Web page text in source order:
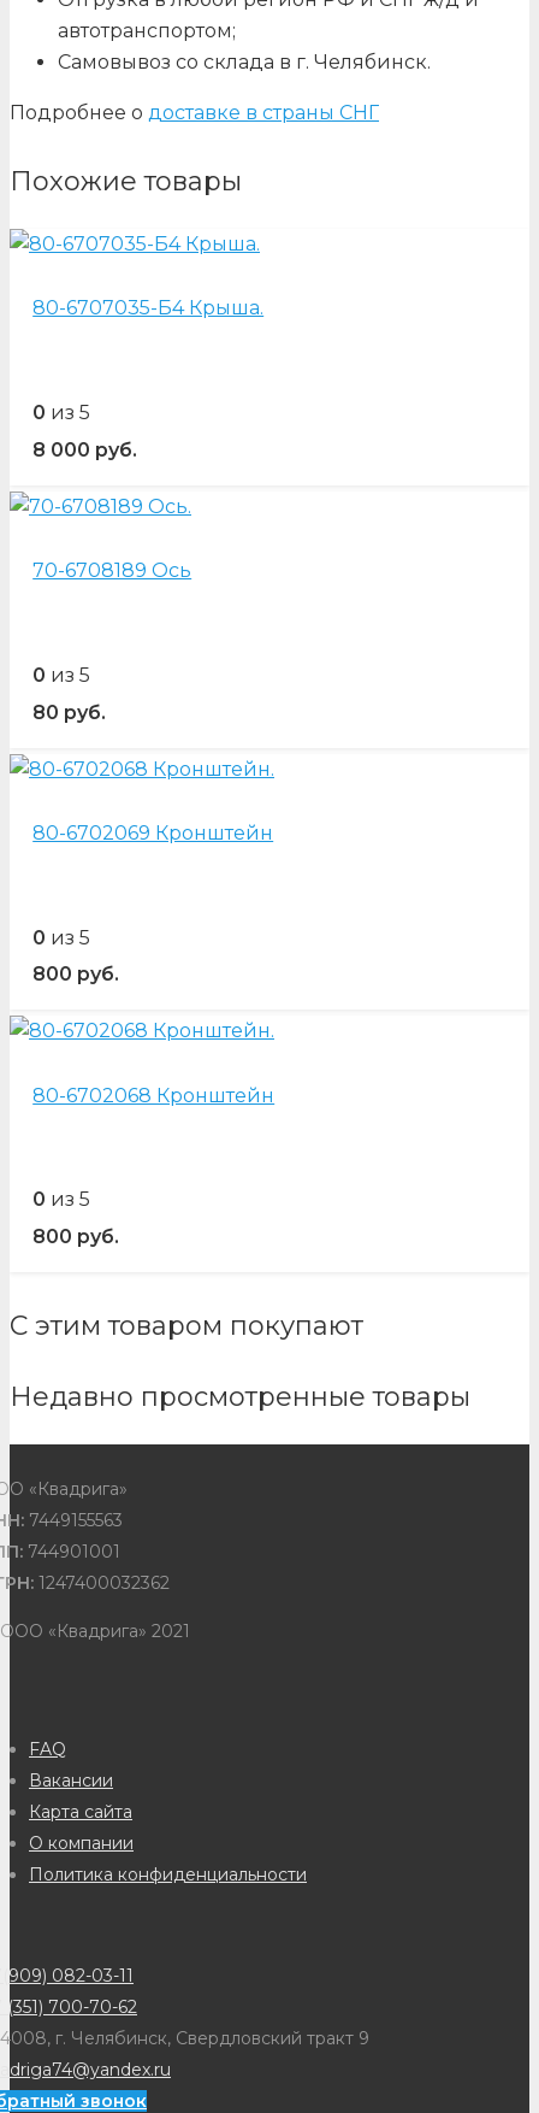
автотранспортом;
Самовывоз со склада в г. Челябинск.
Подробнее о доставке в страны СНГ
Похожие товары
80-6707035-Б4 Крыша.
0 из 5
8 000 руб.
70-6708189 Ось
0 из 5
80 руб.
80-6702069 Кронштейн
0 из 5
800 руб.
80-6702068 Кронштейн
0 из 5
800 руб.
С этим товаром покупают
Недавно просмотренные товары
«Квадрига»
7449155563
744901001
1247400032362
«Квадрига» 2021
FAQ
Вакансии
Карта сайта
О компании
Политика конфиденциальности
082-03-11
(351) 700-70-62
г. Челябинск, Свердловский тракт 9
звонок